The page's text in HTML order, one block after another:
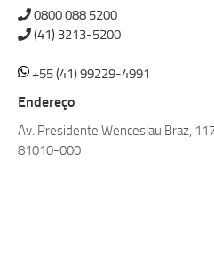
0800 088 5200
(41) 3213-5200
+55 (41) 99229-4991
Endereço
Av. Presidente Wenceslau Braz,
81010-000